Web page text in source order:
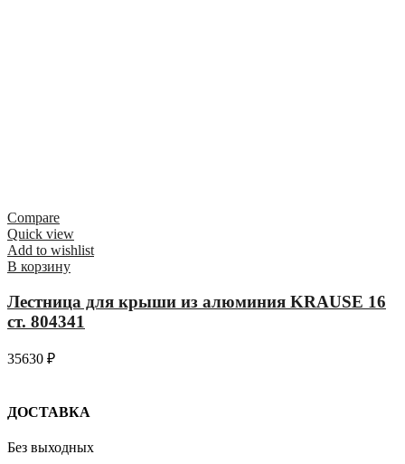
Compare
Quick view
Add to wishlist
В корзину
Лестница для крыши из алюминия KRAUSE 16
ст. 804341
35630 ₽
ДОСТАВКА
Без выходных